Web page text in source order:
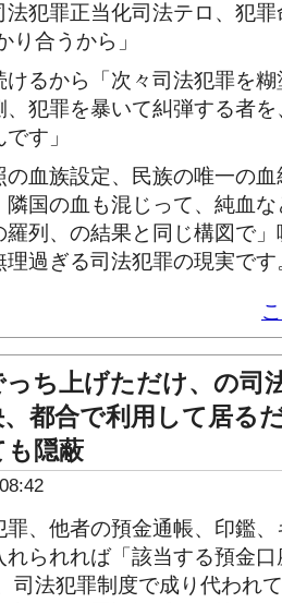
法犯罪正当化司法テロ、犯
り合うから」
けるから「次々司法犯罪を
、犯罪を暴いて糾弾する者
す」
の血族設定、民族の唯一の
隣国の血も混じって、純血
羅列、の結果と同じ構図で
理過ぎる司法犯罪の現実です
ち上げただけ、の司
都合で利用して居る
も隠蔽
罪、他者の預金通帳、印鑑
れられれば「該当する預金
司法犯罪制度で成り代われ